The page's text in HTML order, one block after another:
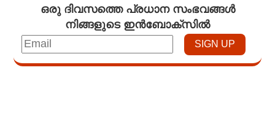
ഒരു ദിവസത്തെ പ്രധാന സംഭവങ്ങൾ
നിങ്ങളുടെ ഇൻബോക്സിൽ